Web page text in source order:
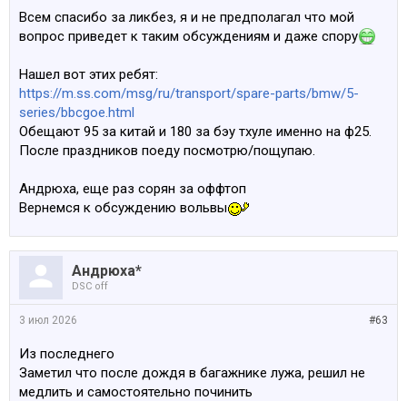
Всем спасибо за ликбез, я и не предполагал что мой
вопрос приведет к таким обсуждениям и даже спору
Нашел вот этих ребят:
https://m.ss.com/msg/ru/transport/spare-parts/bmw/5-
series/bbcgoe.html
Обещают 95 за китай и 180 за бэу тхуле именно на ф25.
После праздников поеду посмотрю/пощупаю.
Андрюха, еще раз сорян за оффтоп
Вернемся к обсуждению вольвы
Андрюха*
DSC off
#63
3 июл 2026
Из последнего
Заметил что после дождя в багажнике лужа, решил не
медлить и самостоятельно починить